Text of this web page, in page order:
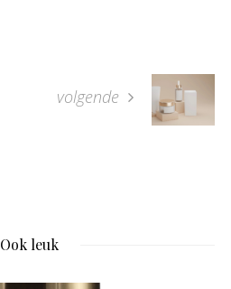
volgende
Ook leuk